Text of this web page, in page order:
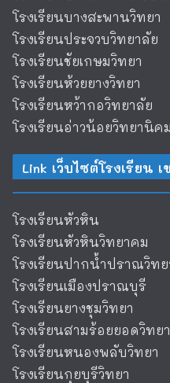
โรงเรียนบางสะพานวิทยา
โรงเรียนประจวบวิทยาลัย
โรงเรียนชัยเกษมวิทยา
โรงเรียนห้วยยางวิทยา
โรงเรียนหว้ากอวิทยาลัย
โรงเรียนอ่าวน้อยวิทยานิคม
Link เว็บไซต์โรงเรียน เ
โรงเรียนหัวหิน
โรงเรียนหัวหินวิทยาคม
โรงเรียนปากน้ำปราณวิทย
โรงเรียนเมืองปราณบุรี
โรงเรียนยางชุมวิทยา
โรงเรียนสามร้อยยอดวิทย
โรงเรียนหนองพลับวิทยา
โรงเรียนกุยบุรีวิทยา